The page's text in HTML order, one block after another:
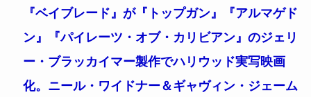
『ベイブレード』が『トップガン』『アルマゲド
ン』『パイレーツ・オブ・カリビアン』のジェリ
ー・ブラッカイマー製作でハリウッド実写映画
化。ニール・ワイドナー＆ギャヴィン・ジェーム